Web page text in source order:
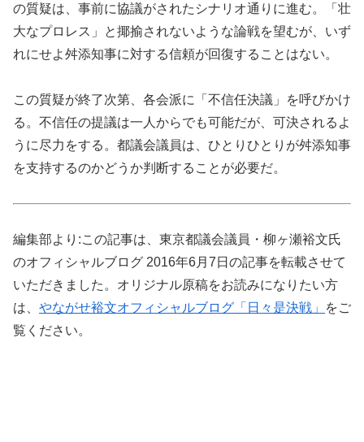
の質疑は、事前に協議がされたシナリオ通りに進む。「壮
大なプロレス」と揶揄されないような論戦を望むが、いず
れにせよ舛添知事に対する信頼が回復することはない。
この質疑が終了次第、各会派に「不信任決議」を呼びかけ
る。不信任の提議は一人からでも可能だが、可決されるよ
うに尽力をする。都議会議員は、ひとりひとりが舛添知事
を支持するのかどうか判断することが必要だ。
編集部より:この記事は、東京都議会議員・柳ヶ瀬裕文氏
のオフィシャルブログ 2016年6月7日の記事を転載させて
いただきました。オリジナル原稿をお読みになりたい方
は、 やながせ裕文オフィシャルブログ「日々是決戦」
をご
覧ください。